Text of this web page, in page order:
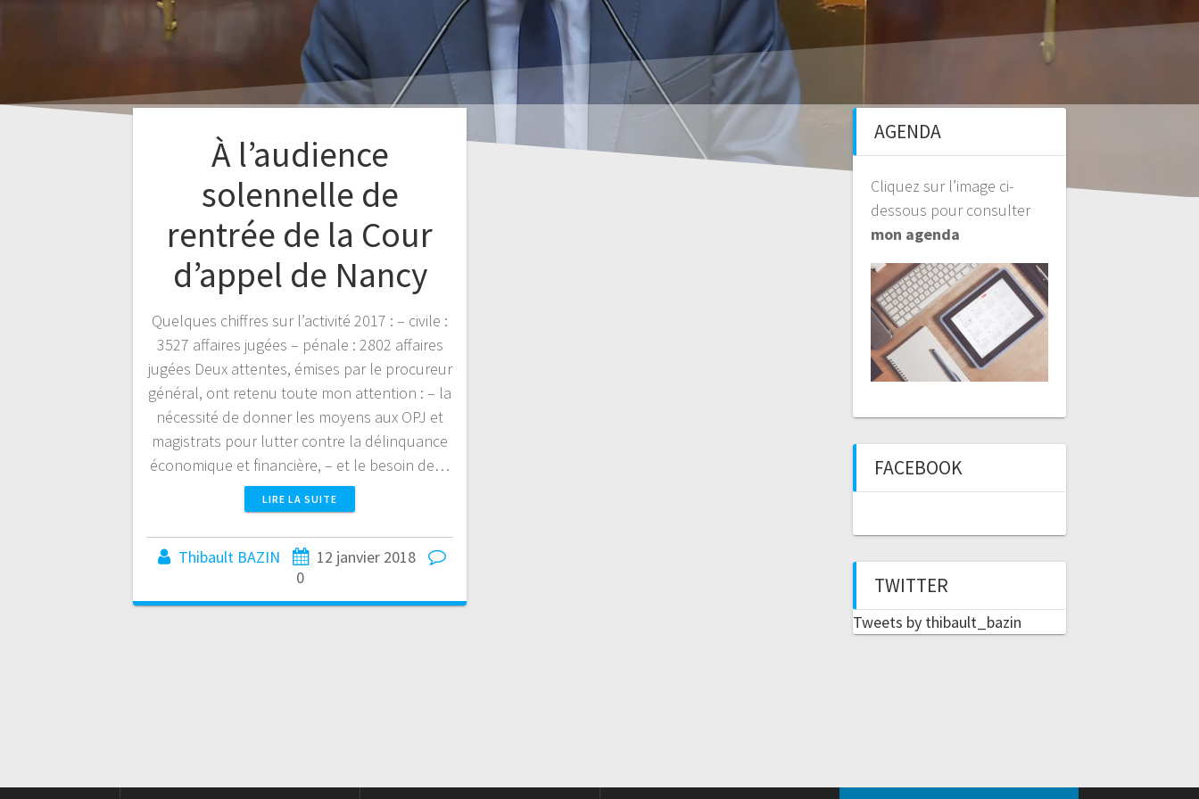
À l’audience
solennelle de
rentrée de la Cour
d’appel de Nancy
Quelques chiffres sur l’activité 2017 : – civile :
3527 affaires jugées – pénale : 2802 affaires
jugées Deux attentes, émises par le procureur
général, ont retenu toute mon attention : – la
nécessité de donner les moyens aux OPJ et
magistrats pour lutter contre la délinquance
économique et financière, – et le besoin de…
LIRE LA SUITE
Thibault BAZIN
12 janvier 2018
0
AGENDA
Cliquez sur l’image ci-
dessous pour consulter
mon agenda
FACEBOOK
TWITTER
Tweets by thibault_bazin